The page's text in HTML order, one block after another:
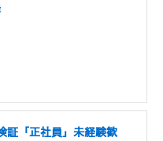
証「正社員」未経験歓